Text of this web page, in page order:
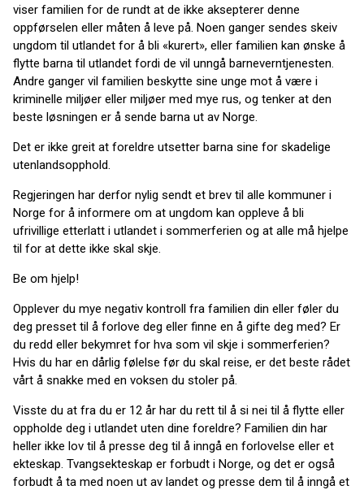
viser familien for de rundt at de ikke aksepterer denne
oppførselen eller måten å leve på. Noen ganger sendes skeiv
ungdom til utlandet for å bli «kurert», eller familien kan ønske å
flytte barna til utlandet fordi de vil unngå barneverntjenesten.
Andre ganger vil familien beskytte sine unge mot å være i
kriminelle miljøer eller miljøer med mye rus, og tenker at den
beste løsningen er å sende barna ut av Norge.
Det er ikke greit at foreldre utsetter barna sine for skadelige
utenlandsopphold.
Regjeringen har derfor nylig sendt et brev til alle kommuner i
Norge for å informere om at ungdom kan oppleve å bli
ufrivillige etterlatt i utlandet i sommerferien og at alle må hjelpe
til for at dette ikke skal skje.
Be om hjelp!
Opplever du mye negativ kontroll fra familien din eller føler du
deg presset til å forlove deg eller finne en å gifte deg med? Er
du redd eller bekymret for hva som vil skje i sommerferien?
Hvis du har en dårlig følelse før du skal reise, er det beste rådet
vårt å snakke med en voksen du stoler på.
Visste du at fra du er 12 år har du rett til å si nei til å flytte eller
oppholde deg i utlandet uten dine foreldre? Familien din har
heller ikke lov til å presse deg til å inngå en forlovelse eller et
ekteskap. Tvangsekteskap er forbudt i Norge, og det er også
forbudt å ta med noen ut av landet og presse dem til å inngå et